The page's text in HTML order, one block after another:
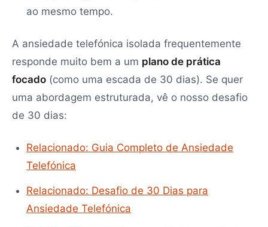
ao mesmo tempo.
A ansiedade telefónica isolada frequentemente
responde muito bem a um plano de prática
focado (como uma escada de 30 dias). Se quer
uma abordagem estruturada, vê o nosso desafio
de 30 dias:
Relacionado: Guia Completo de Ansiedade
Telefónica
Relacionado: Desafio de 30 Dias para
Ansiedade Telefónica